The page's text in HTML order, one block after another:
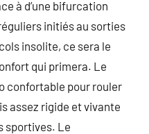
à d’une bifurcation
initiés au sorties
insolite, ce sera le
qui primera. Le
confortable pour rouler
assez rigide et vivante
sportives. Le